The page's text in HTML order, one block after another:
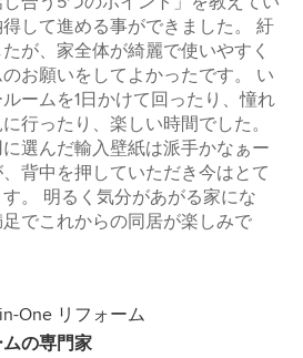
して進める事ができました。 紆
が、家全体が綺麗で使いやすく
お願いをしてよかったです。 い
ームを1日かけて回ったり、憧れ
行ったり、楽しい時間でした。
選んだ輸入壁紙は派手かなぁー
背中を押していただき今はとて
。 明るく気分があがる家にな
でこれからの同居が楽しみで
One リフォーム
ムの専門家